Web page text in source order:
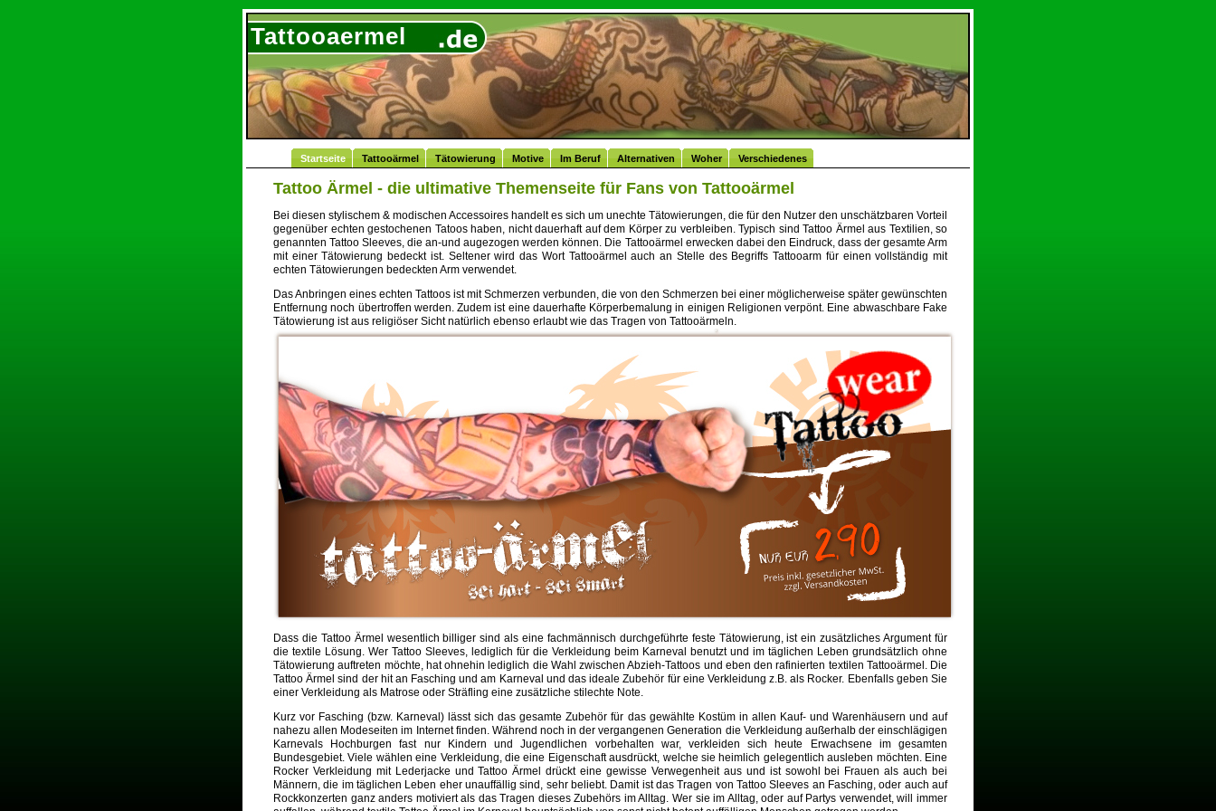
Tattooaermel
Startseite Tattooärmel Tätowierung Motive Im Beruf Alternativen Woher Verschiedenes
Tattoo Ärmel - die ultimative Themenseite für Fans von Tattooärmel
Bei diesen stylischem & modischen Accessoires handelt es sich um unechte Tätowierungen, die für den Nutzer den unschätzbaren Vorteil
gegenüber echten gestochenen Tatoos haben, nicht dauerhaft auf dem Körper zu verbleiben. Typisch sind Tattoo Ärmel aus Textilien, so
genannten Tattoo Sleeves, die an-und augezogen werden können. Die Tattooärmel erwecken dabei den Eindruck, dass der gesamte Arm
mit einer Tätowierung bedeckt ist. Seltener wird das Wort Tattooärmel auch an Stelle des Begriffs Tattooarm für einen vollständig mit
echten Tätowierungen bedeckten Arm verwendet.
Das Anbringen eines echten Tattoos ist mit Schmerzen verbunden, die von den Schmerzen bei einer möglicherweise später gewünschten
Entfernung noch übertroffen werden. Zudem ist eine dauerhafte Körperbemalung in einigen Religionen verpönt. Eine abwaschbare Fake
Tätowierung ist aus religiöser Sicht natürlich ebenso erlaubt wie das Tragen von Tattooärmeln.
Dass die Tattoo Ärmel wesentlich billiger sind als eine fachmännisch durchgeführte feste Tätowierung, ist ein zusätzliches Argument für
die textile Lösung. Wer Tattoo Sleeves, lediglich für die Verkleidung beim Karneval benutzt und im täglichen Leben grundsätzlich ohne
Tätowierung auftreten möchte, hat ohnehin lediglich die Wahl zwischen Abzieh-Tattoos und eben den rafinierten textilen Tattooärmel. Die
Tattoo Ärmel sind der hit an Fasching und am Karneval und das ideale Zubehör für eine Verkleidung z.B. als Rocker. Ebenfalls geben Sie
einer Verkleidung als Matrose oder Sträfling eine zusätzliche stilechte Note.
Kurz vor Fasching (bzw. Karneval) lässt sich das gesamte Zubehör für das gewählte Kostüm in allen Kauf- und Warenhäusern und auf
nahezu allen Modeseiten im Internet finden. Während noch in der vergangenen Generation die Verkleidung außerhalb der einschlägigen
Karnevals Hochburgen fast nur Kindern und Jugendlichen vorbehalten war, verkleiden sich heute Erwachsene im gesamten
Bundesgebiet. Viele wählen eine Verkleidung, die eine Eigenschaft ausdrückt, welche sie heimlich gelegentlich ausleben möchten. Eine
Rocker Verkleidung mit Lederjacke und Tattoo Ärmel drückt eine gewisse Verwegenheit aus und ist sowohl bei Frauen als auch bei
Männern, die im täglichen Leben eher unauffällig sind, sehr beliebt. Damit ist das Tragen von Tattoo Sleeves an Fasching, oder auch auf
Rockkonzerten ganz anders motiviert als das Tragen dieses Zubehörs im Alltag. Wer sie im Alltag, oder auf Partys verwendet, will immer